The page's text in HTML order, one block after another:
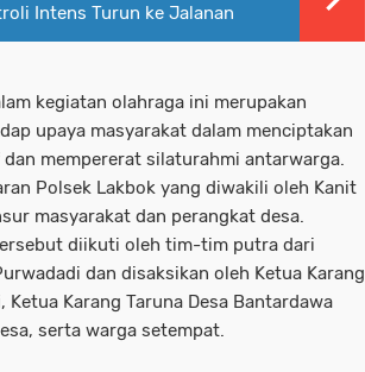
Intens Turun ke Jalanan
kegiatan olahraga ini merupakan
upaya masyarakat dalam menciptakan
mempererat silaturahmi antarwarga.
Polsek Lakbok yang diwakili oleh Kanit
masyarakat dan perangkat desa.
diikuti oleh tim-tim putra dari
dan disaksikan oleh Ketua Karang
Ketua Karang Taruna Desa Bantardawa
serta warga setempat.